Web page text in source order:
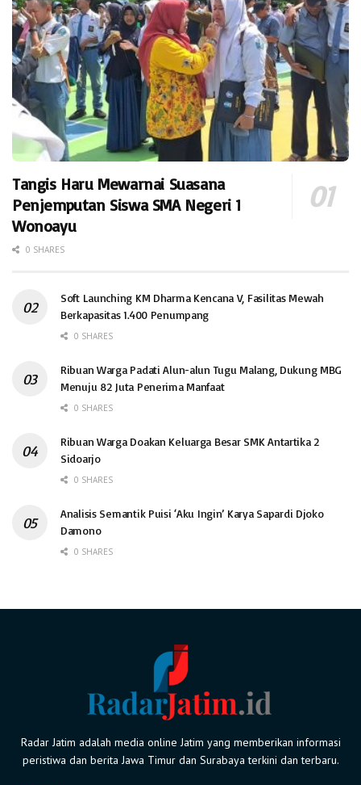
Tangis Haru Mewarnai Suasana
Penjemputan Siswa SMA Negeri 1
Wonoayu
0 SHARES
Soft Launching KM Dharma Kencana V, Fasilitas Mewah
Berkapasitas 1.400 Penumpang
0 SHARES
Ribuan Warga Padati Alun-alun Tugu Malang, Dukung MBG
Menuju 82 Juta Penerima Manfaat
0 SHARES
Ribuan Warga Doakan Keluarga Besar SMK Antartika 2
Sidoarjo
0 SHARES
Analisis Semantik Puisi ‘Aku Ingin’ Karya Sapardi Djoko
Damono
0 SHARES
Radar Jatim adalah media online Jatim yang memberikan informasi
peristiwa dan berita Jawa Timur dan Surabaya terkini dan terbaru.